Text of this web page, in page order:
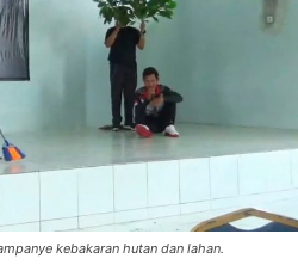
kebakaran hutan dan lahan.